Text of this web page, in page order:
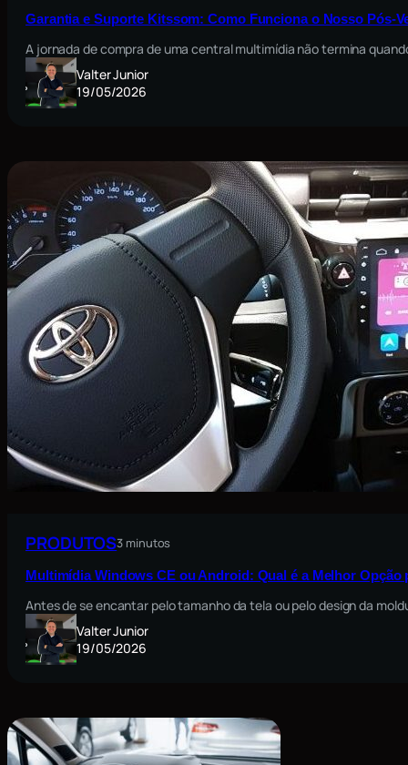
Garantia e Suporte Kitssom: Como Funciona o Nosso Pós-
A jornada de compra de uma central multimídia não termina
Valter Junior
19/05/2026
PRODUTOS3 minutos
Multimídia Windows CE ou Android: Qual é a Melhor Opção
Antes de se encantar pelo tamanho da tela ou pelo design da
Valter Junior
19/05/2026